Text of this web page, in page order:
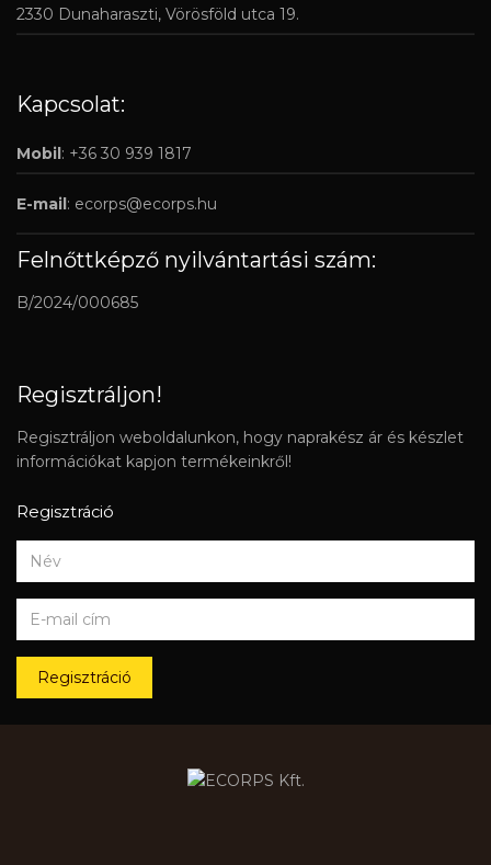
2330 Dunaharaszti, Vörösföld utca 19.
Kapcsolat:
Mobil: +36 30 939 1817
E-mail: ecorps@ecorps.hu
Felnőttképző nyilvántartási szám:
B/2024/000685
Regisztráljon!
Regisztráljon weboldalunkon, hogy naprakész ár és készlet
információkat kapjon termékeinkről!
Regisztráció
Regisztráció